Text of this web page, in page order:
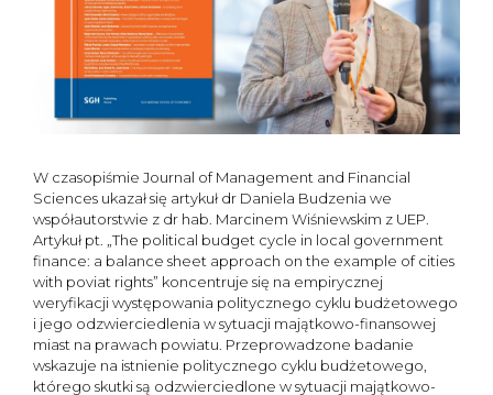
W czasopiśmie Journal of Management and Financial
Sciences ukazał się artykuł dr Daniela Budzenia we
współautorstwie z dr hab. Marcinem Wiśniewskim z UEP.
Artykuł pt. „The political budget cycle in local government
finance: a balance sheet approach on the example of cities
with poviat rights” koncentruje się na empirycznej
weryfikacji występowania politycznego cyklu budżetowego
i jego odzwierciedlenia w sytuacji majątkowo-finansowej
miast na prawach powiatu. Przeprowadzone badanie
wskazuje na istnienie politycznego cyklu budżetowego,
którego skutki są odzwierciedlone w sytuacji majątkowo-